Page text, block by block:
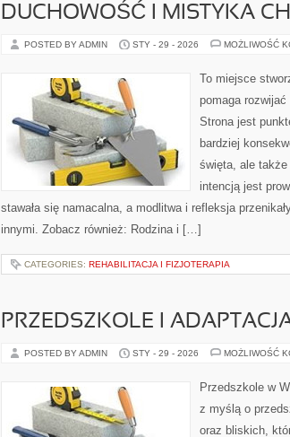
DUCHOWOŚĆ I MISTYKA
POSTED BY ADMIN STY - 29 - 2026 MOŻLIWOŚĆ
To miejsce
pomaga
Strona jest
bardziej
święta, ale
intencją jest
stawała się namacalna, a modlitwa i refleksja
innymi. Zobacz również: Rodzina i […]
CATEGORIES: REHABILITACJA I FIZJOTERAPIA
PRZEDSZKOLE I
POSTED BY ADMIN STY - 29 - 2026 MOŻLIWOŚĆ
Przedszkole w
z myślą o
oraz bliskich,